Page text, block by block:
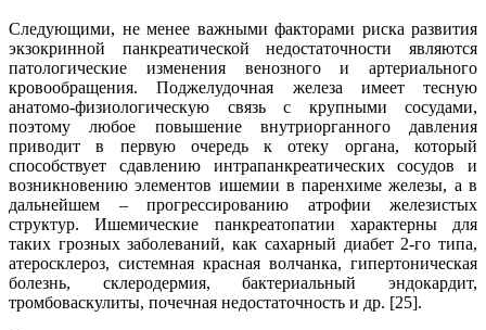
Следующими, не менее важными факторами риска развития
экзокринной панкреатической недостаточности являются
патологические изменения венозного и артериального
кровообращения. Поджелудочная железа имеет тесную
анатомо-физиологическую связь с крупными сосудами,
поэтому любое повышение внутриорганного давления
приводит в первую очередь к отеку органа, который
способствует сдавлению интрапанкреатических сосудов и
возникновению элементов ишемии в паренхиме железы, а в
дальнейшем – прогрессированию атрофии железистых
структур. Ишемические панкреатопатии характерны для
таких грозных заболеваний, как сахарный диабет 2-го типа,
атеросклероз, системная красная волчанка, гипертоническая
болезнь, склеродермия, бактериальный эндокардит,
тромбоваскулиты, почечная недостаточность и др. [25].